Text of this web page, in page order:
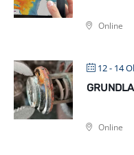
Online
12 - 14
Online